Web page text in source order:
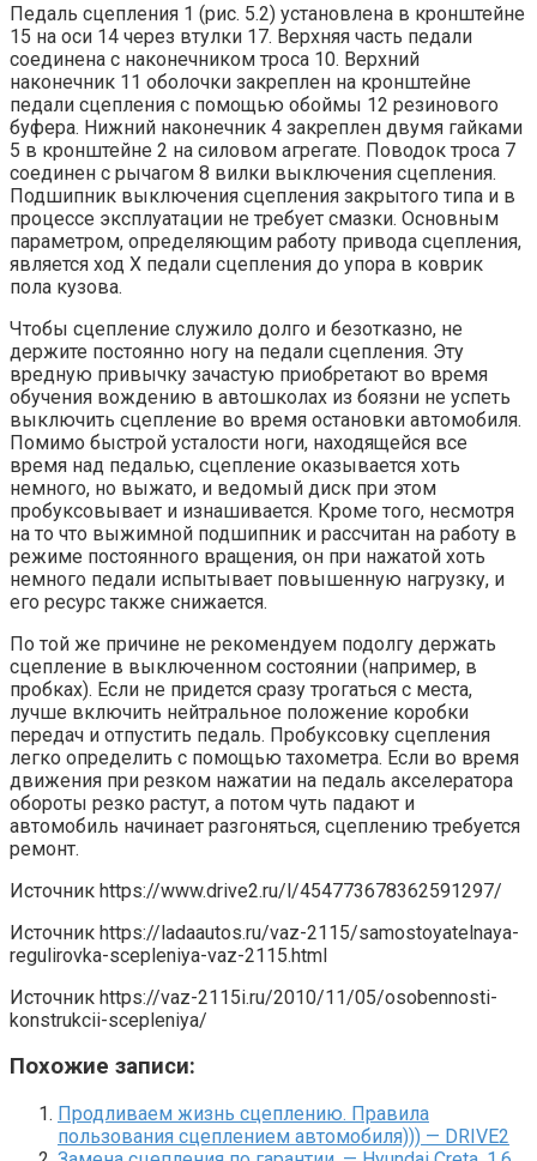
Педаль сцепления 1 (рис. 5.2) установлена в кронштейне
15 на оси 14 через втулки 17. Верхняя часть педали
соединена с наконечником троса 10. Верхний
наконечник 11 оболочки закреплен на кронштейне
педали сцепления с помощью обоймы 12 резинового
буфера. Нижний наконечник 4 закреплен двумя гайками
5 в кронштейне 2 на силовом агрегате. Поводок троса 7
соединен с рычагом 8 вилки выключения сцепления.
Подшипник выключения сцепления закрытого типа и в
процессе эксплуатации не требует смазки. Основным
параметром, определяющим работу привода сцепления,
является ход X педали сцепления до упора в коврик
пола кузова.
Чтобы сцепление служило долго и безотказно, не
держите постоянно ногу на педали сцепления. Эту
вредную привычку зачастую приобретают во время
обучения вождению в автошколах из боязни не успеть
выключить сцепление во время остановки автомобиля.
Помимо быстрой усталости ноги, находящейся все
время над педалью, сцепление оказывается хоть
немного, но выжато, и ведомый диск при этом
пробуксовывает и изнашивается. Кроме того, несмотря
на то что выжимной подшипник и рассчитан на работу в
режиме постоянного вращения, он при нажатой хоть
немного педали испытывает повышенную нагрузку, и
его ресурс также снижается.
По той же причине не рекомендуем подолгу держать
сцепление в выключенном состоянии (например, в
пробках). Если не придется сразу трогаться с места,
лучше включить нейтральное положение коробки
передач и отпустить педаль. Пробуксовку сцепления
легко определить с помощью тахометра. Если во время
движения при резком нажатии на педаль акселератора
обороты резко растут, а потом чуть падают и
автомобиль начинает разгоняться, сцеплению требуется
ремонт.
Источник https://www.drive2.ru/l/454773678362591297/
Источник https://ladaautos.ru/vaz-2115/samostoyatelnaya-
regulirovka-scepleniya-vaz-2115.html
Источник https://vaz-2115i.ru/2010/11/05/osobennosti-
konstrukcii-scepleniya/
Похожие записи:
Продливаем жизнь сцеплению. Правила
пользования сцеплением автомобиля))) — DRIVE2